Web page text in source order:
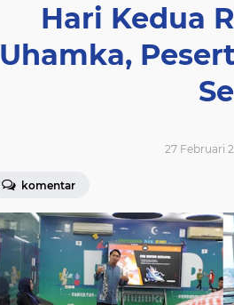
Hari Kedua
Uhamka,
27 Februari
komentar